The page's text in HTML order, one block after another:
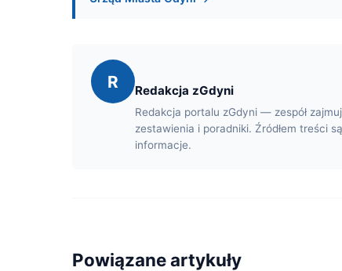
R Redakcja zGdyni
Redakcja portalu zGdyni — zespół
zestawienia i poradniki. Źródłem treści
informacje.
Powiązane artykuły